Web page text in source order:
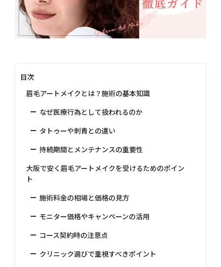
目次
眉毛アートメイクとは？施術の基本知識
なぜ医療行為として扱われるのか
タトゥーや刺青との違い
持続期間とメンテナンスの重要性
大阪で安く眉毛アートメイクを受けるためのポイン
ト
施術料金の相場と価格の見方
モニター価格やキャンペーンの活用
コース契約時の注意点
クリニック選びで重視すべきポイント